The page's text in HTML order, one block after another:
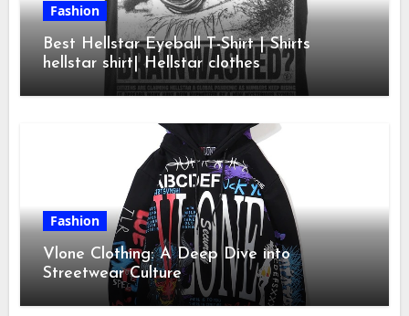
Fashion
Best Hellstar Eyeball T-Shirt | Shirts
hellstar shirt| Hellstar clothes
Fashion
Vlone Clothing: A Deep Dive into
Streetwear Culture